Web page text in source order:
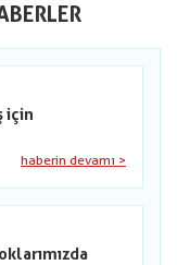
için
haberin devamı >